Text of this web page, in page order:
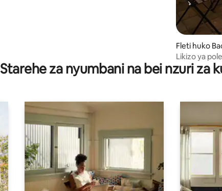
Fleti huko
Likizo ya
Starehe za nyumbani na bei nzuri za